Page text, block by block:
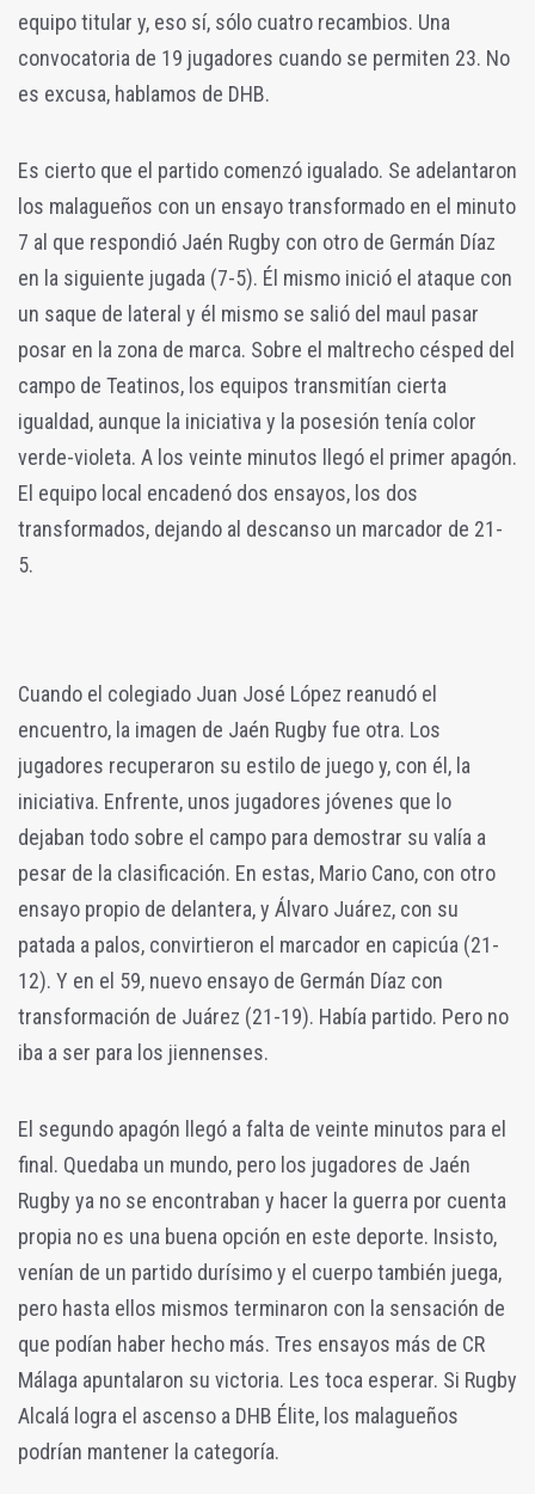
equipo titular y, eso sí, sólo cuatro recambios. Una
convocatoria de 19 jugadores cuando se permiten 23. No
es excusa, hablamos de DHB.
Es cierto que el partido comenzó igualado. Se adelantaron
los malagueños con un ensayo transformado en el minuto
7 al que respondió Jaén Rugby con otro de Germán Díaz
en la siguiente jugada (7-5). Él mismo inició el ataque con
un saque de lateral y él mismo se salió del maul pasar
posar en la zona de marca. Sobre el maltrecho césped del
campo de Teatinos, los equipos transmitían cierta
igualdad, aunque la iniciativa y la posesión tenía color
verde-violeta. A los veinte minutos llegó el primer apagón.
El equipo local encadenó dos ensayos, los dos
transformados, dejando al descanso un marcador de 21-
5.
Cuando el colegiado Juan José López reanudó el
encuentro, la imagen de Jaén Rugby fue otra. Los
jugadores recuperaron su estilo de juego y, con él, la
iniciativa. Enfrente, unos jugadores jóvenes que lo
dejaban todo sobre el campo para demostrar su valía a
pesar de la clasificación. En estas, Mario Cano, con otro
ensayo propio de delantera, y Álvaro Juárez, con su
patada a palos, convirtieron el marcador en capicúa (21-
12). Y en el 59, nuevo ensayo de Germán Díaz con
transformación de Juárez (21-19). Había partido. Pero no
iba a ser para los jiennenses.
El segundo apagón llegó a falta de veinte minutos para el
final. Quedaba un mundo, pero los jugadores de Jaén
Rugby ya no se encontraban y hacer la guerra por cuenta
propia no es una buena opción en este deporte. Insisto,
venían de un partido durísimo y el cuerpo también juega,
pero hasta ellos mismos terminaron con la sensación de
que podían haber hecho más. Tres ensayos más de CR
Málaga apuntalaron su victoria. Les toca esperar. Si Rugby
Alcalá logra el ascenso a DHB Élite, los malagueños
podrían mantener la categoría.